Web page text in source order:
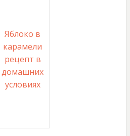
Яблоко в
карамели
рецепт в
домашних
условиях